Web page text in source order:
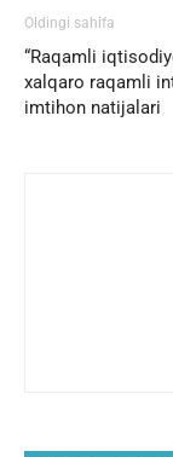
Oldingi sahifa
“Raqamli
xalqaro raqamli
imtihon natijalari